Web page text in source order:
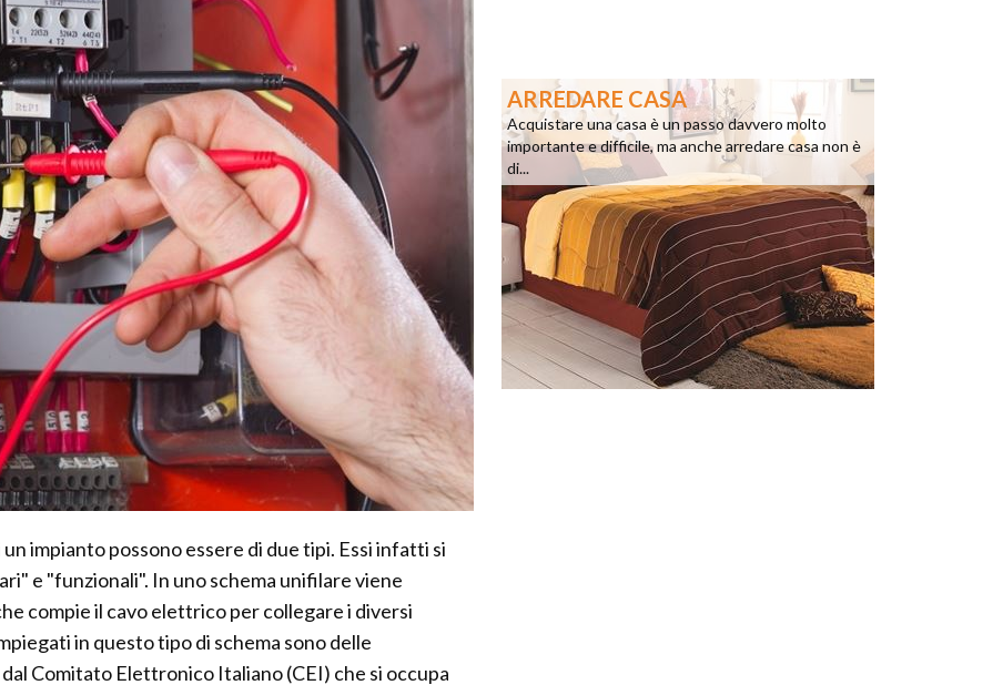
impianto possono essere di due tipi. Essi infatti si
e "funzionali". In uno schema unifilare viene
compie il cavo elettrico per collegare i diversi
in questo tipo di schema sono delle
Comitato Elettronico Italiano (CEI) che si occupa
ARREDARE CASA
Acquistare una casa è un passo davvero molto
importante e difficile, ma anche arredare casa non è
di...